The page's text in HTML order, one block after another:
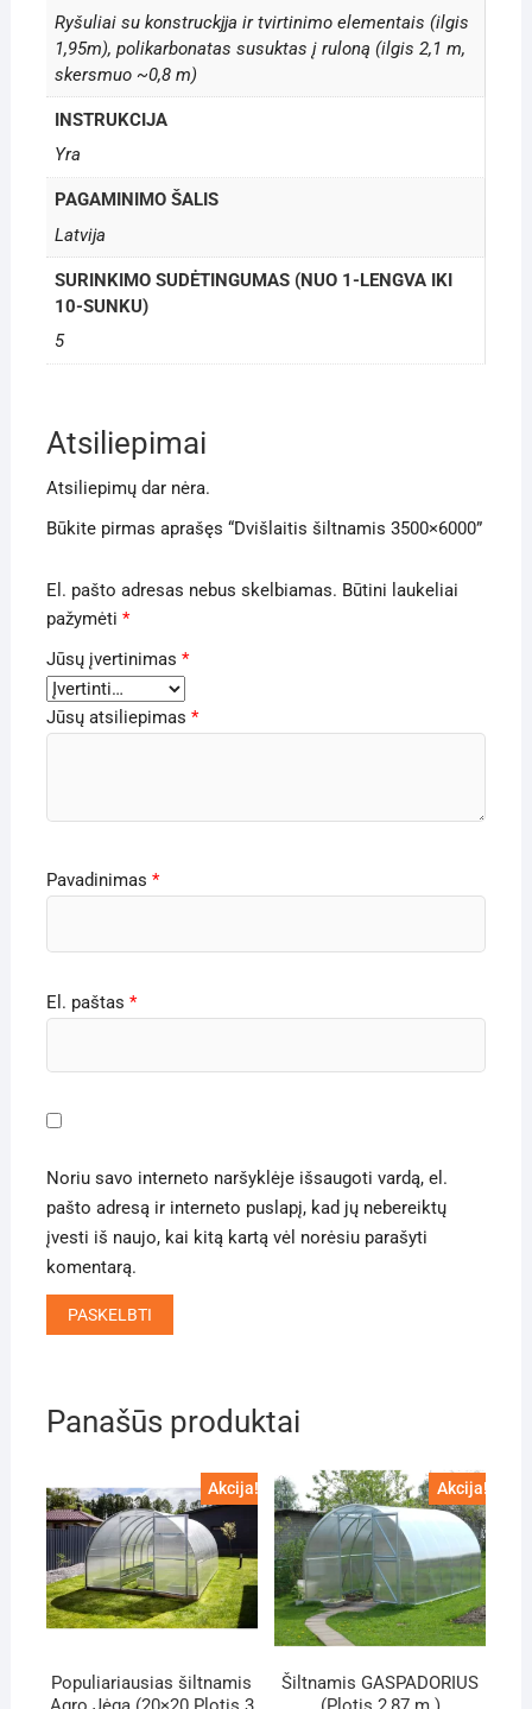
Ryšuliai su konstruckjja ir tvirtinimo elementais (ilgis
1,95m), polikarbonatas susuktas į ruloną (ilgis 2,1 m,
skersmuo ~0,8 m)
INSTRUKCIJA
Yra
PAGAMINIMO ŠALIS
Latvija
SURINKIMO SUDĖTINGUMAS (NUO 1-LENGVA IKI
10-SUNKU)
5
Atsiliepimai
Atsiliepimų dar nėra.
Būkite pirmas aprašęs “Dvišlaitis šiltnamis 3500×6000”
El. pašto adresas nebus skelbiamas. Būtini laukeliai
pažymėti *
Jūsų įvertinimas *
Jūsų atsiliepimas *
Pavadinimas *
El. paštas *
Noriu savo interneto naršyklėje išsaugoti vardą, el.
pašto adresą ir interneto puslapį, kad jų nebereiktų
įvesti iš naujo, kai kitą kartą vėl norėsiu parašyti
komentarą.
Panašūs produktai
Akcija!
Populiariausias šiltnamis
Akcija!
Šiltnamis GASPADORIUS